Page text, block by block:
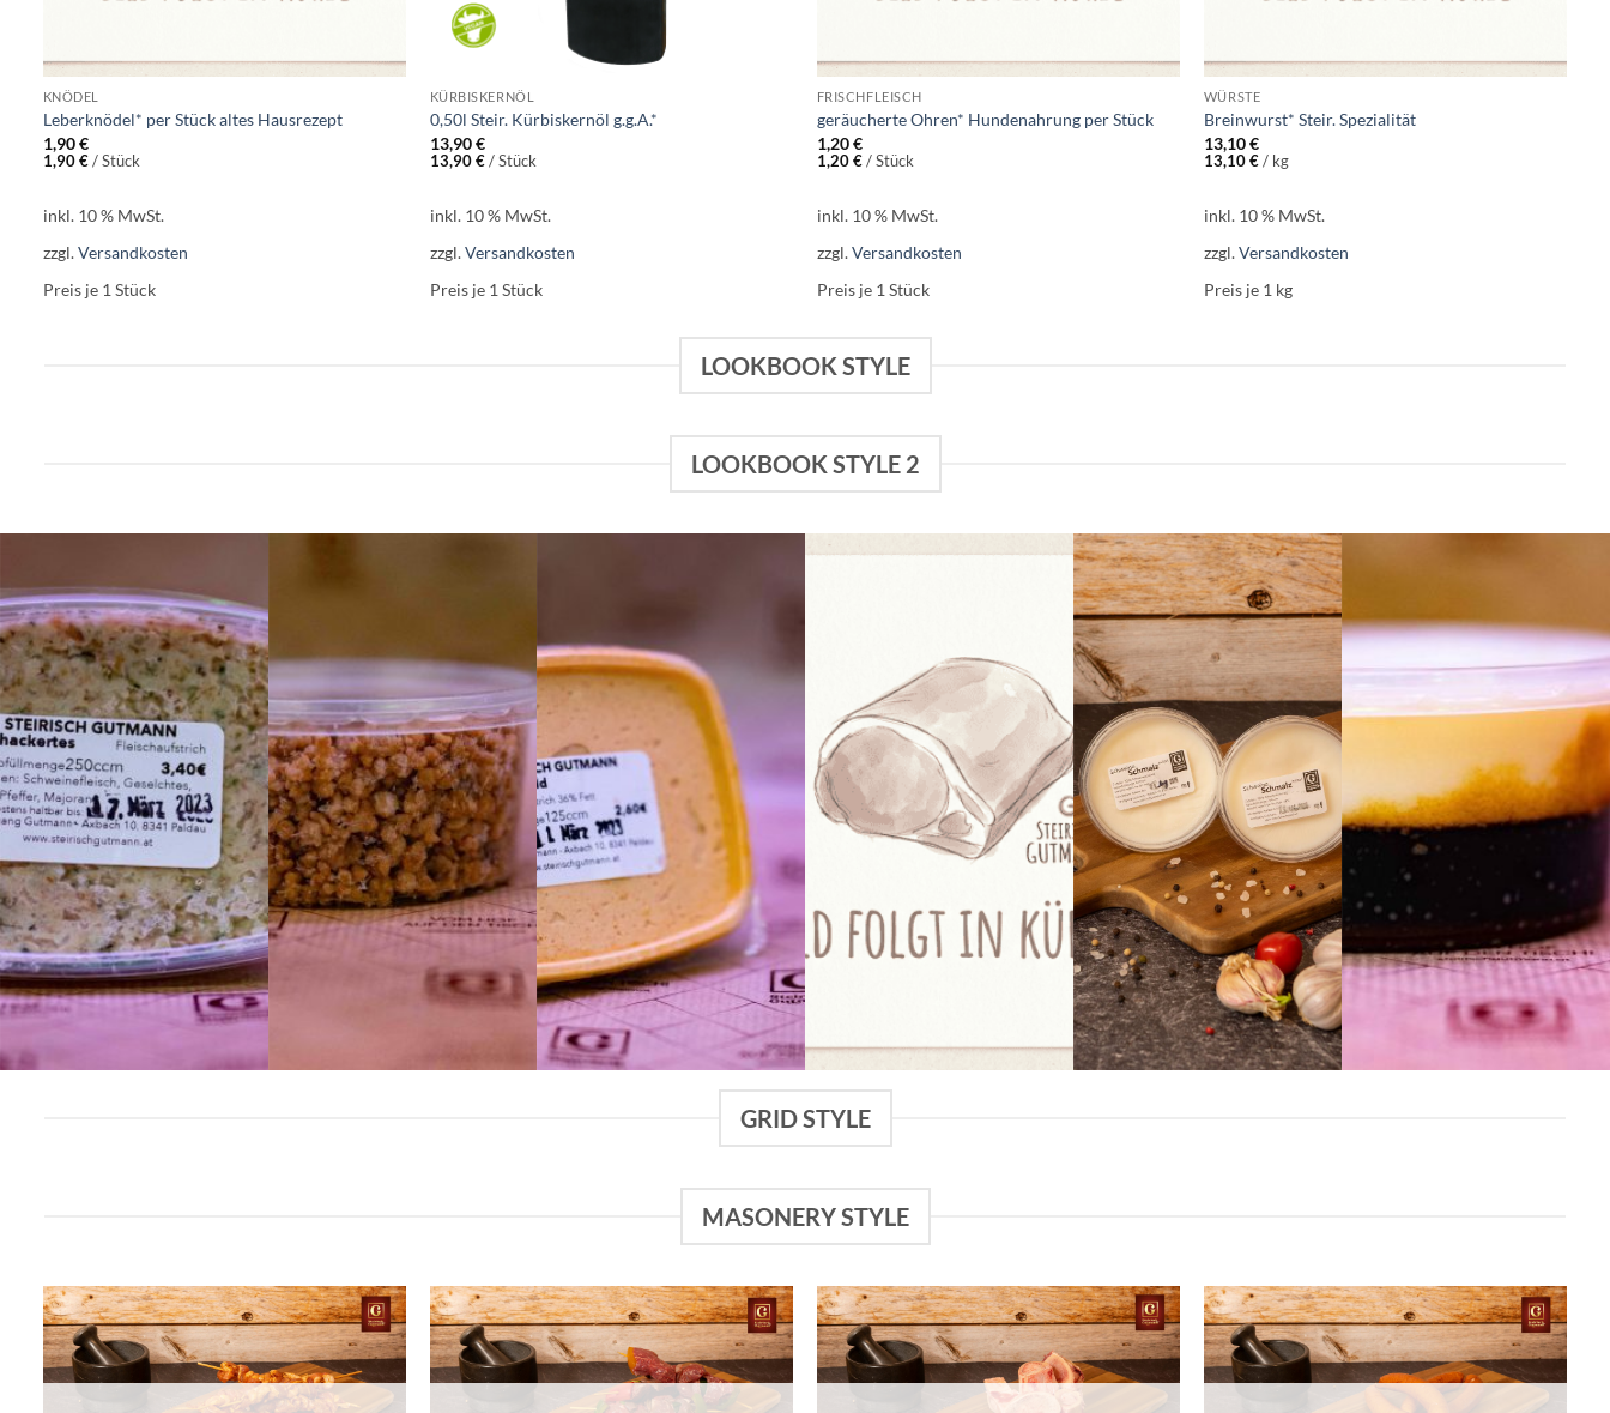
KNÖDEL
Leberknödel* per Stück altes Hausrezept
1,90€
1,90€/Stück
inkl. 10 % MwSt.
zzgl.Versandkosten
Preis je 1 Stück
KÜRBISKERNÖL
0,50l Steir. Kürbiskernöl g.g.A.*
13,90€
13,90€/Stück
inkl. 10 % MwSt.
zzgl.Versandkosten
Preis je 1 Stück
FRISCHFLEISCH
geräucherte Ohren* Hundenahrung per Stück
1,20€
1,20€/Stück
inkl. 10 % MwSt.
zzgl.Versandkosten
Preis je 1 Stück
WÜRSTE
Breinwurst* Steir. Spezialität
13,10€
13,10€/ kg
inkl. 10 % MwSt.
zzgl.Versandkosten
Preis je 1 kg
LOOKBOOK STYLE
LOOKBOOK STYLE 2
Add to
wishlist
Wiener Verhackerts*
klein per 125ccm
Becher
3,50€
3,50€ Stück
Grammeln* mittel
pro 250ccm Becher
3,70€
3,70€ Stück
Liptauer* scharf klein
per 125ccm Becher
3,30
3,30 € Stück
Kürbiskern-
Aufstrich* per
250ccm Becher
3,90
3,90€ Stück
Add to
wishlist
Schmalz* mittel pro
250ccm Becher
2,50€
2,50€ Stück
wishlist
Bratenfett* pro
250ccm Becher
3,10€
3,10€ Stück
GRID STYLE
MASONERY STYLE
Add to
wishlist
Add to
wishlist
Add to
wishlist
Add to
wishlist